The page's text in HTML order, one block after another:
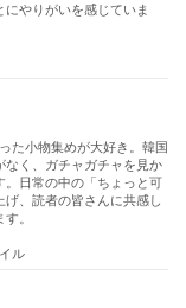
やりがいを感じていま
た小物集めが大好き。韓国
なく、ガチャガチャを見か
。日常の中の「ちょっと可
、読者の皆さんに共感し
。
ル